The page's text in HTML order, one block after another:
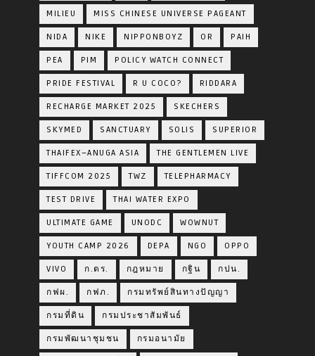
MILIEU MISS CHINESE UNIVERSE PAGEANT
NIDA NIKE NIPPONBOYZ OR PAIH
PEA PIM POLICY WATCH CONNECT
PRIDE FESTIVAL R U COCO? RIDDARA
RECHARGE MARKET 2025 SKECHERS
SKYMED SANCTUARY SOLIS SUPERIOR
THAIFEX–ANUGA ASIA THE GENTLEMEN LIVE
TIFFCOM 2025 TWZ TELEPHARMACY
TEST DRIVE THAI WATER EXPO
ULTIMATE GAME UNODC WOWNUT
YOUTH CAMP 2026 DEPA NGO OPPO
VIVO ก.ตร. กฎหมาย กฐิน กปน.
กฟผ. กฟภ. กรมทรัพย์สินทางปัญญา
กรมที่ดิน กรมประชาสัมพันธ์
กรมพัฒนาชุมชน กรมอนามัย